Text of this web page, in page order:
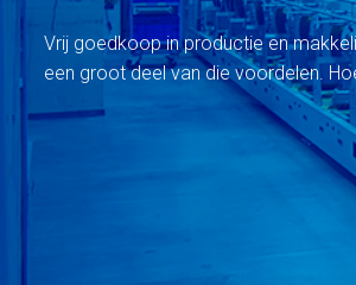
Vrij goedkoop in productie en
een groot deel van die voordelen.